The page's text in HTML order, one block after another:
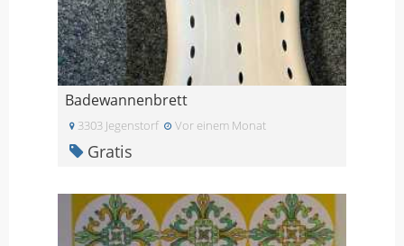
Badewannenbrett
3303 Jegenstorf Vor einem Monat
Gratis